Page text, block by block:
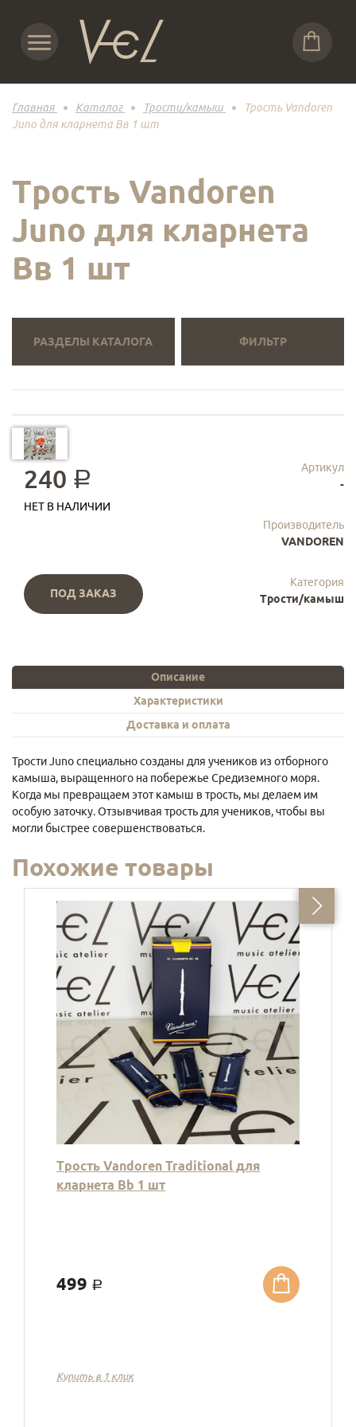
Главная Каталог Трости/камыш
Трость Vandoren
Juno для кларнета Вв 1 шт
РАЗДЕЛЫ КАТАЛОГА ФИЛЬТР
Трость Vandoren
Juno для кларнета
Вв 1 шт
240 a
НЕТ В НАЛИЧИИ
ПОД ЗАКАЗ
Артикул
-
Производитель
VANDOREN
Категория
Трости/камыш
Описание
Характеристики
Доставка и оплата
Трости Juno специально созданы для учеников из отборного
камыша, выращенного на побережье Средиземного моря.
Когда мы превращаем этот камыш в трость, мы делаем им
особую заточку. Отзывчивая трость для учеников, чтобы вы
могли быстрее совершенствоваться.
Похожие товары
Трость Vandoren Traditional для
кларнета Bb 1 шт
499 a
Купить в 1 клик